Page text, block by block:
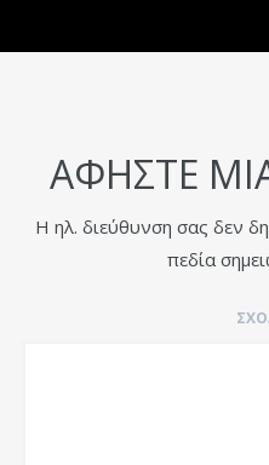
ΑΦΉΣΤΕ
Η ηλ. διεύθυνση σας δεν
πεδία